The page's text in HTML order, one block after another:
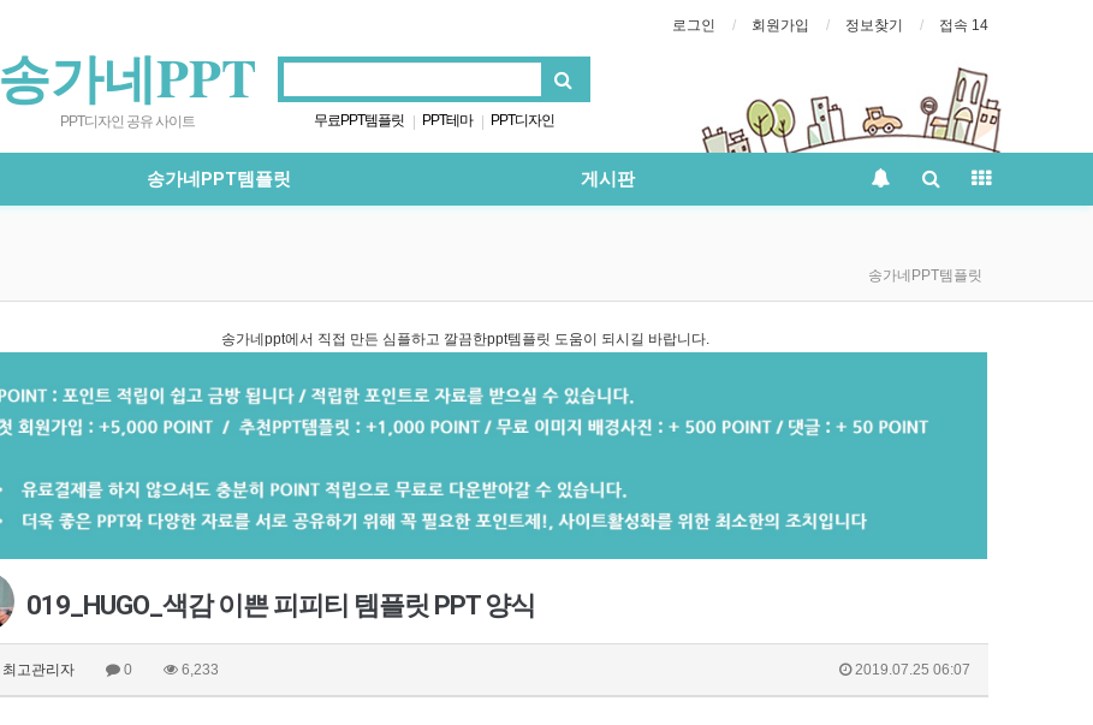
로그인 회원가입 정보찾기 접속 14
송가네PPT
PPT디자인 공유 사이트 무료PPT템플릿 | PPT테마 | PPT디자인
송가네PPT템플릿 게시판
송가네PPT템플릿
송가네ppt에서 직접 만든 심플하고 깔끔한ppt템플릿 도움이 되시길 바랍니다.
019_HUGO_색감 이쁜 피피티 템플릿 PPT 양식
최고관리자 0 6,233 2019.07.25 06:07